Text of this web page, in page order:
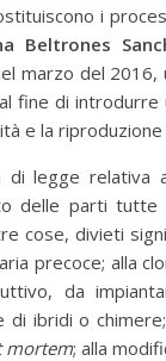
i
Beltrones
marzo del 2016,
fine di
e la riproduzione
legge relativa
delle parti tutte
cose, divieti
precoce; alla
da
di ibridi o
mortem; alla